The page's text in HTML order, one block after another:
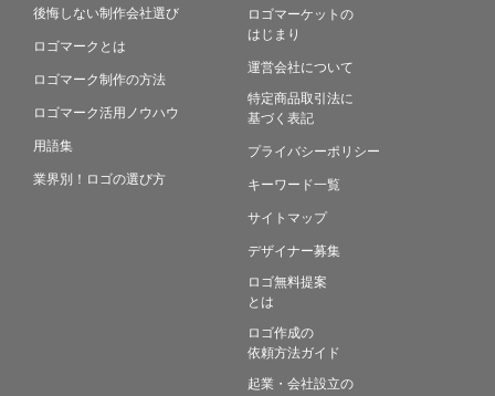
後悔しない制作会社選び
ロゴマークとは
ロゴマーク制作の方法
ロゴマーク活用ノウハウ
用語集
業界別！ロゴの選び方
ロゴマーケットの
はじまり
運営会社について
特定商品取引法に
基づく表記
プライバシーポリシー
キーワード一覧
サイトマップ
デザイナー募集
ロゴ無料提案
とは
ロゴ作成の
依頼方法ガイド
起業・会社設立の